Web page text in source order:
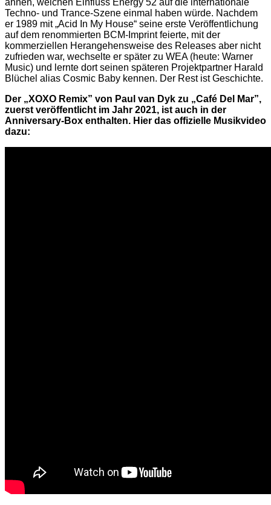
Techno- und Trance-Szene einmal haben würde. Nachdem
er 1989 mit „Acid In My House“ seine erste Veröffentlichung
auf dem renommierten BCM-Imprint feierte, mit der
kommerziellen Herangehensweise des Releases aber nicht
zufrieden war, wechselte er später zu WEA (heute: Warner
Music) und lernte dort seinen späteren Projektpartner Harald
Blüchel alias Cosmic Baby kennen. Der Rest ist Geschichte.
Der „XOXO Remix” von Paul van Dyk zu „Café Del Mar”,
zuerst veröffentlicht im Jahr 2021, ist auch in der
Anniversary-Box enthalten. Hier das offizielle Musikvideo
dazu: